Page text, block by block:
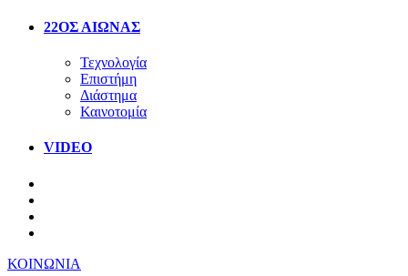
22ΟΣ ΑΙΩΝΑΣ
Τεχνολογία
Επιστήμη
Διάστημα
Καινοτομία
VIDEO
ΚΟΙΝΩΝΙΑ